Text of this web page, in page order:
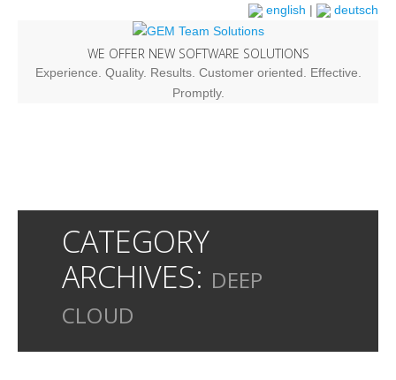
english | deutsch
WE OFFER NEW SOFTWARE SOLUTIONS
Experience. Quality. Results. Customer oriented. Effective.
Promptly.
CATEGORY
ARCHIVES: DEEP
CLOUD